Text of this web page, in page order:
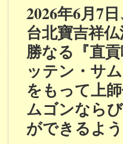
2026年6月7
台北寶吉祥
勝なる『直
ッテン・サ
をもって上
ムゴンなら
ができるよ